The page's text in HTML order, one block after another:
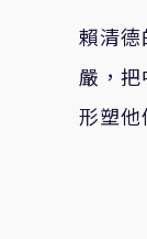
賴清
嚴，
形塑